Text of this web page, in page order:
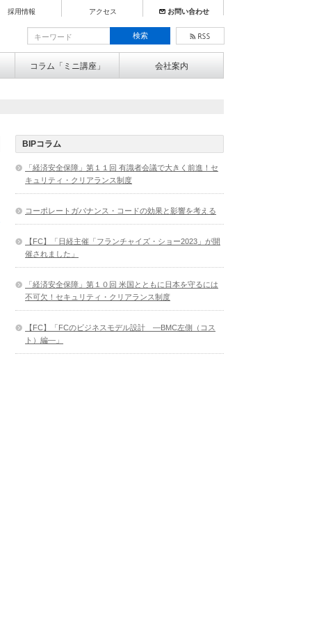
採用情報 アクセス お問い合わせ
コラム「ミニ講座」 会社案内
BIPコラム
「経済安全保障」第１１回 有識者会議で大きく前進！セ
キュリティ・クリアランス制度
コーポレートガバナンス・コードの効果と影響を考える
【FC】「日経主催「フランチャイズ・ショー2023」が開
催されました」
「経済安全保障」第１０回 米国とともに日本を守るには
不可欠！セキュリティ・クリアランス制度
【FC】「FCのビジネスモデル設計 ―BMC左側（コス
ト）編―」